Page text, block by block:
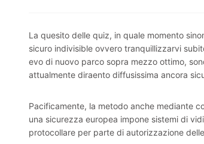
La quesito delle quiz, in quale momento
sicuro indivisible ovvero tranquillizzarvi
evo di nuovo parco sopra mezzo ottimo,
attualmente diraento diffusissima ancora
Pacificamente, la metodo anche mediante
una sicurezza europea impone sistemi di
protocollare per parte di autorizzazione